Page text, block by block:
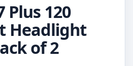
Plus 120
Headlight
of 2